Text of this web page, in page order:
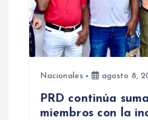
a
d
Nacionales agosto 8,
PRD continúa
miembros con la